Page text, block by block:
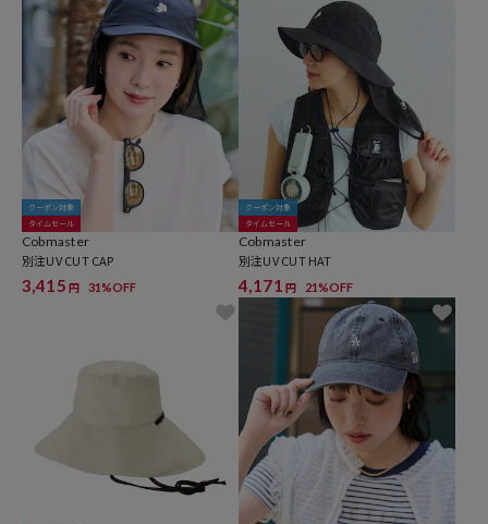
クーポン対象
タイムセール
Cobmaster
別注UV CUT CAP
3,415 円 31%OFF
クーポン対象
タイムセール
Cobmaster
別注UV CUT HAT
4,171 円 21%OFF